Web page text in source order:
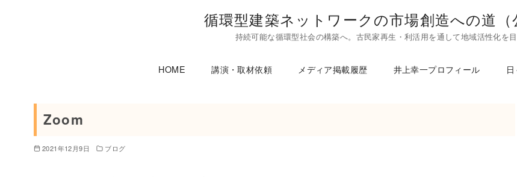
循環型建築ネットワークの市場創造への道（
持続可能な循環型社会の構築へ。古民家再生・利活用を通して地域活性化を目
HOME 講演・取材依頼 メディア掲載履歴 井上幸一プロフィール
Zoom
2021年12月9日 ブログ